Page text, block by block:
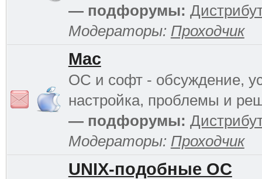
— подфорумы:
Модераторы: Проходчик
Mac
ОС и софт - обсуждение,
настройка, проблемы и
— подфорумы:
Модераторы: Проходчик
UNIX-подобные ОС